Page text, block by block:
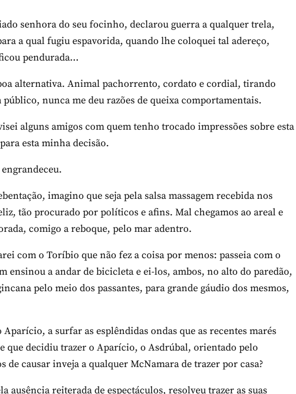
senhora do seu focinho, declarou guerra a qualquer trela,
a qual fugiu espavorida, quando lhe coloquei tal adereço,
pendurada…
alternativa. Animal pachorrento, cordato e cordial, tirando
nunca me deu razões de queixa comportamentais.
alguns amigos com quem tenho trocado impressões sobre esta
esta minha decisão.
imagino que seja pela salsa massagem recebida nos
tão procurado por políticos e afins. Mal chegamos ao areal e
comigo a reboque, pelo mar adentro.
com o Toríbio que não fez a coisa por menos: passeia com o
ensinou a andar de bicicleta e ei-los, ambos, no alto do paredão,
pelo meio dos passantes, para grande gáudio dos mesmos,
a surfar as esplêndidas ondas que as recentes marés
que decidiu trazer o Aparício, o Asdrúbal, orientado pelo
causar inveja a qualquer McNamara de trazer por casa?
ausência reiterada de espectáculos, resolveu trazer as suas